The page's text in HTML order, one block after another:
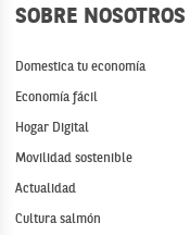
SOBRE NOSOTROS
Domestica tu economía
Economía fácil
Hogar Digital
Movilidad sostenible
Actualidad
Cultura salmón